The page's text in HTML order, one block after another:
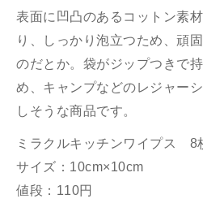
表面に凹凸のあるコットン素
り、しっかり泡立つため、頑
のだとか。袋がジップつきで
め、キャンプなどのレジャー
しそうな商品です。
ミラクルキッチンワイプス 8
サイズ：10cm×10cm
値段：110円